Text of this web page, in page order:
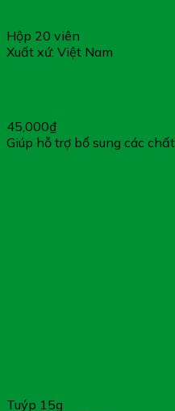
Hộp 20 viên
Xuất xứ: Việt Nam
45,000₫
Giúp hỗ trợ bổ sung các
Tuýp 15g